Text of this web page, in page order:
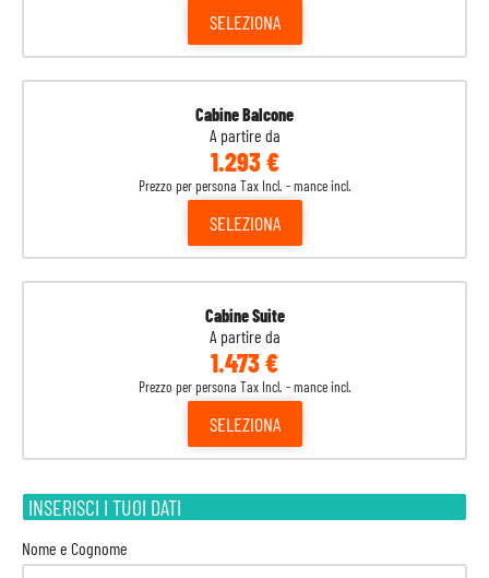
SELEZIONA
Cabine Balcone
A partire da
1.293 €
Prezzo per persona Tax Incl. - mance incl.
SELEZIONA
Cabine Suite
A partire da
1.473 €
Prezzo per persona Tax Incl. - mance incl.
SELEZIONA
INSERISCI I TUOI DATI
Nome e Cognome